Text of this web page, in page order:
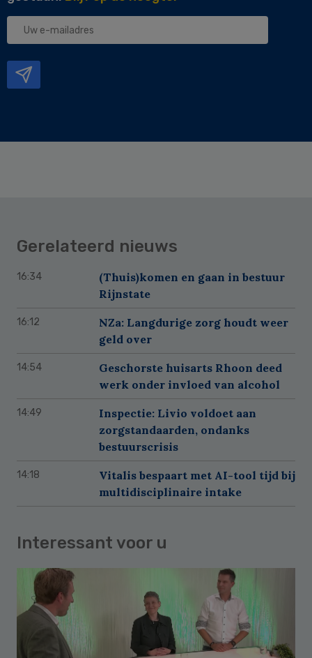
Uw
Gerelateerd nieuws
16:34
(Thuis)komen en gaan in bestuur
Rijnstate
16:12
NZa: Langdurige zorg houdt weer
geld over
14:54
Geschorste huisarts Rhoon deed
werk onder invloed van alcohol
14:49
Inspectie: Livio voldoet aan
zorgstandaarden, ondanks
bestuurscrisis
14:18
Vitalis bespaart met AI-tool tijd bij
multidisciplinaire intake
Interessant voor u